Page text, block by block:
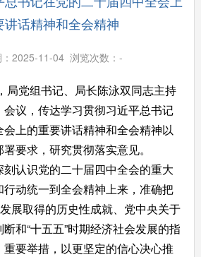
讲话精神和全会精神
：2025-11-04 浏览次数：-
局党组书记、局长陈泳双同志主持
议，传达学习贯彻习近平总书记
上的重要讲话精神和全会精神以
要求，研究贯彻落实意见。
认识党的二十届四中全会的重大
动统一到全会精神上来，准确把
展取得的历史性成就、党中央关于
和“十五五”时期经济社会发展的指
要举措，以更坚定的信心决心推